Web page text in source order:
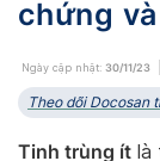
chứng
Ngày cập nhật: 30/11/23
Theo dõi Docosan
Tinh trùng ít là